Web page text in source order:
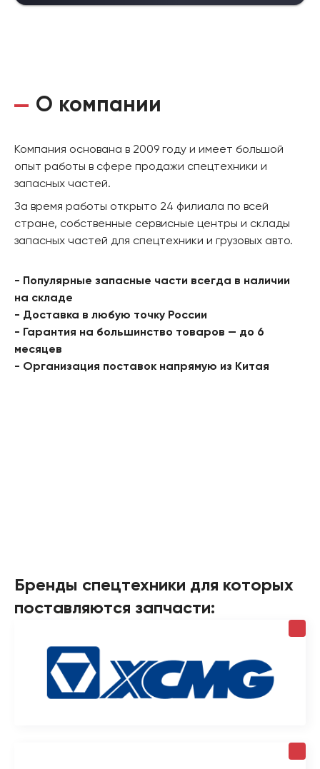
О компании
Компания основана в 2009 году и имеет большой
опыт работы в сфере продажи спецтехники и
запасных частей.
За время работы открыто 24 филиала по всей
стране, собственные сервисные центры и склады
запасных частей для спецтехники и грузовых авто.
- Популярные запасные части всегда в наличии
на складе
- Доставка в любую точку России
- Гарантия на большинство товаров — до 6
месяцев
- Организация поставок напрямую из Китая
Бренды спецтехники для которых
поставляются запчасти: